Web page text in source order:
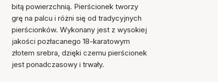
bitą powierzchnią. Pierścionek tworzy
grę na palcu i różni się od tradycyjnych
pierścionków. Wykonany jest z wysokiej
jakości pozłacanego 18-karatowym
złotem srebra, dzięki czemu pierścionek
jest ponadczasowy i trwały.